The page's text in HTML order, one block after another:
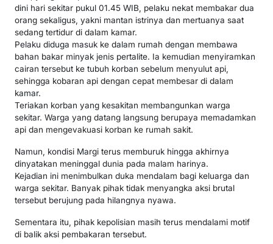
dini hari sekitar pukul 01.45 WIB, pelaku nekat membakar dua
orang sekaligus, yakni mantan istrinya dan mertuanya saat
sedang tertidur di dalam kamar.
Pelaku diduga masuk ke dalam rumah dengan membawa
bahan bakar minyak jenis pertalite. Ia kemudian menyiramkan
cairan tersebut ke tubuh korban sebelum menyulut api,
sehingga kobaran api dengan cepat membesar di dalam
kamar.
Teriakan korban yang kesakitan membangunkan warga
sekitar. Warga yang datang langsung berupaya memadamkan
api dan mengevakuasi korban ke rumah sakit.
Namun, kondisi Margi terus memburuk hingga akhirnya
dinyatakan meninggal dunia pada malam harinya.
Kejadian ini menimbulkan duka mendalam bagi keluarga dan
warga sekitar. Banyak pihak tidak menyangka aksi brutal
tersebut berujung pada hilangnya nyawa.
Sementara itu, pihak kepolisian masih terus mendalami motif
di balik aksi pembakaran tersebut.